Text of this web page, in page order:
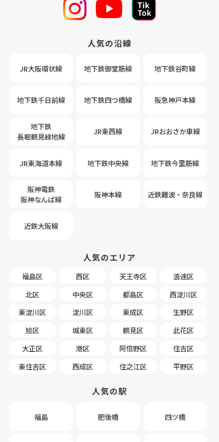
人気の沿線
JR大阪環状線 地下鉄御堂筋線 地下鉄谷町線
地下鉄千日前線 地下鉄四つ橋線 阪急神戸本線
地下鉄
長堀鶴見緑地線
JR東西線 JRおおさか車線
JR東海道本線 地下鉄中央線 地下鉄今里筋線
阪神電鉄
阪神なんば線
阪神本線 近鉄難波・奈良線
近鉄大阪線
人気のエリア
福島区 西区 天王寺区
浪速区
北区
中央区 都島区
西淀川区
東淀川区
淀川区 東成区
生野区
旭区
城東区 鶴見区
此花区
大正区
港区 阿倍野区
住吉区
東住吉区
西成区 住之江区 平野区
人気の駅
福島 肥後橋 四ツ橋